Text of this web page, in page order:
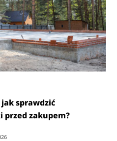
sprawdzić
przed zakupem?